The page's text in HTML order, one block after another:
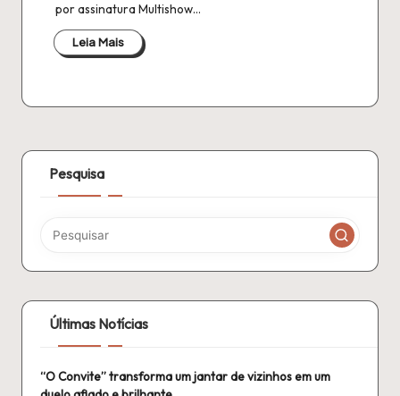
por assinatura Multishow…
Leia Mais
Pesquisa
Últimas Notícias
“O Convite” transforma um jantar de vizinhos em um